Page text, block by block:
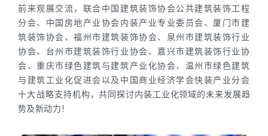
前来观展交流，联合中国建筑装饰协会公共建筑装饰工程
分会、中国房地产业协会内装产业专业委员会、厦门市建
筑装饰协会、福州市建筑装饰协会、泉州市建筑装饰行业
协会、台州市建筑装饰行业协会、嘉兴市建筑装饰行业协
会、重庆市绿色建筑与建筑产业化协会、温州市绿色建筑
与建筑工业化促进会以及中国商业经济学会快装产业分会
十大战略支持机构，共同探讨内装工业化领域的未来发展趋
势及新动力！